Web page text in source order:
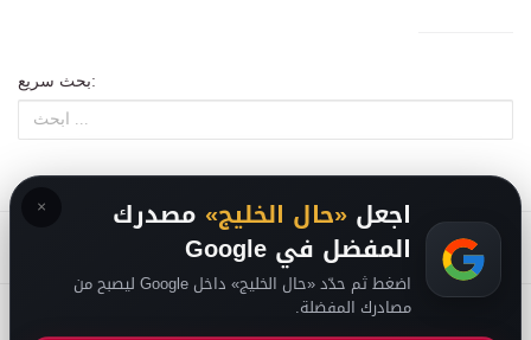
بحث سريع:
سياسة الخصوصيةحقوق الملكية الفكرية DMCA
× اجعل «حال الخليج» مصدرك
المفضل في Google
اضغط ثم حدّد «حال الخليج» داخل Google ليصبح من
مصادرك المفضلة.